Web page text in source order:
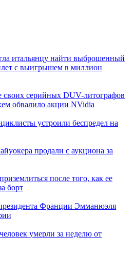
итальянцу найти выброшенный
с выигрышем в миллион
своих серийных DUV-литографов
обвалило акции NVidia
устроили беспредел на
продали с аукциона за
после того, как ее
борт
Франции Эмманюэля
умерли за неделю от